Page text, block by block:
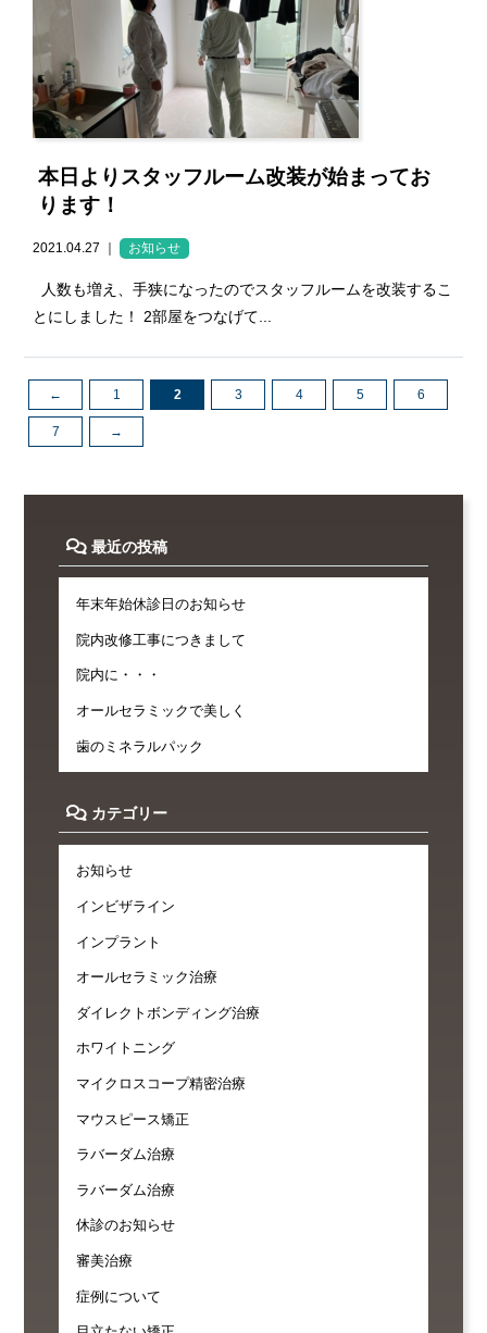
本日よりスタッフルーム改装が始まってお
ります！
2021.04.27 ｜ お知らせ
人数も増え、手狭になったのでスタッフルームを改装するこ
とにしました！ 2部屋をつなげて...
← 1 2 3 4 5 6
7 →
最近の投稿
年末年始休診日のお知らせ
院内改修工事につきまして
院内に・・・
オールセラミックで美しく
歯のミネラルパック
カテゴリー
お知らせ
インビザライン
インプラント
オールセラミック治療
ダイレクトボンディング治療
ホワイトニング
マイクロスコープ精密治療
マウスピース矯正
ラバーダム治療
ラバーダム治療
休診のお知らせ
審美治療
症例について